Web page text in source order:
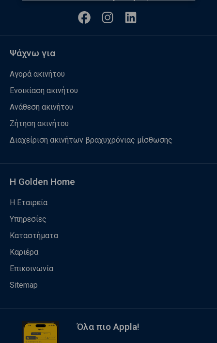
Ψάχνω για
Αγορά ακινήτου
Ενοικίαση ακινήτου
Ανάθεση ακινήτου
Ζήτηση ακινήτου
Διαχείριση ακινήτων βραχυχρόνιας μίσθωσης
Η Golden Home
Η Εταιρεία
Υπηρεσίες
Καταστήματα
Καριέρα
Επικοινωνία
Sitemap
Όλα πιο Appla!